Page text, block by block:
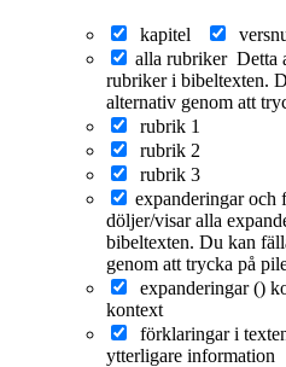
kapitel
alla rubriker Detta
rubriker i bibeltexten.
alternativ genom att
rubrik 1
rubrik 2
rubrik 3
expanderingar och
döljer/visar alla
bibeltexten. Du kan
genom att trycka på
expanderingar ()
kontext
förklaringar i
ytterligare information